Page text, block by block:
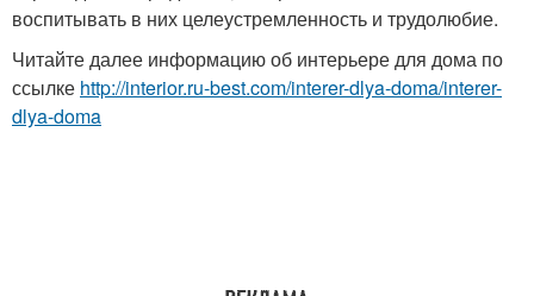
воспитывать в них целеустремленность и трудолюбие.
Читайте далее информацию об интерьере для дома по
ссылке http://interior.ru-best.com/interer-dlya-doma/interer-
dlya-doma